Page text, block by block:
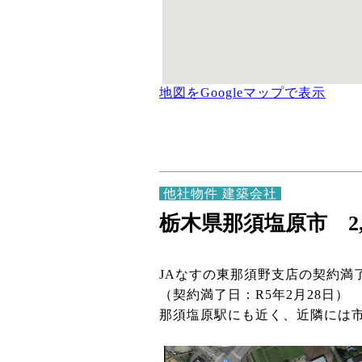
地図をGoogleマップで表示
他社物件 建築会社
栃木県那須塩原市
JAなすの東那須野支店の契約満
（契約満了日：R5年2月28日）
那須塩原駅にも近く、近隣には